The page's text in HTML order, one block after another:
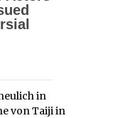
in
von Taiji in